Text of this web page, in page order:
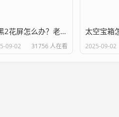
暗黑2花屏怎么办？老玩家教你几个解决办法！
09-02 31756 人在看 2025-09-02